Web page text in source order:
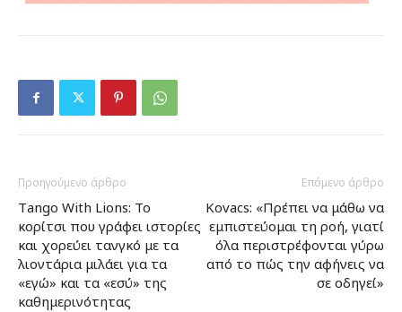
Προηγούμενο άρθρο
Τango With Lions: Το
κορίτσι που γράφει ιστορίες
και χορεύει τανγκό με τα
λιοντάρια μιλάει για τα
«εγώ» και τα «εσύ» της
καθημερινότητας
Επόμενο άρθρο
Kovacs: «Πρέπει να μάθω να
εμπιστεύομαι τη ροή, γιατί
όλα περιστρέφονται γύρω
από το πώς την αφήνεις να
σε οδηγεί»